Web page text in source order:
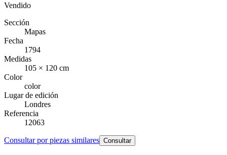
Vendido
Sección
Mapas
Fecha
1794
Medidas
105 × 120 cm
Color
color
Lugar de edición
Londres
Referencia
12063
Consultar por piezas similares Consultar